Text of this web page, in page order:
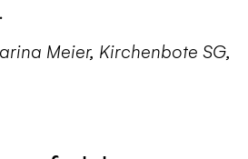
Meier, Kirchenbote SG,